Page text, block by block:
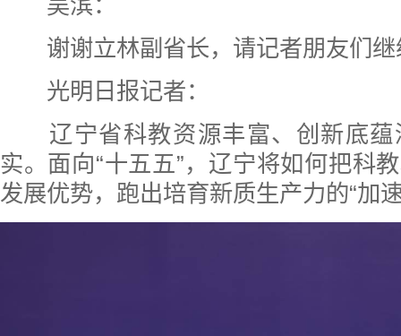
吴滨：
谢谢立林副省长，请记者朋友们继
光明日报记者：
辽宁省科教资源丰富、创新底蕴
实。面向“十五五”，辽宁将如何把科
发展优势，跑出培育新质生产力的“加